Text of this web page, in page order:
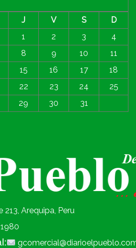
J V S
D
1
2 3
4
8 9 10
11
15 16 17
18
22 23 24
25
29 30 31
213, Arequipa, Peru